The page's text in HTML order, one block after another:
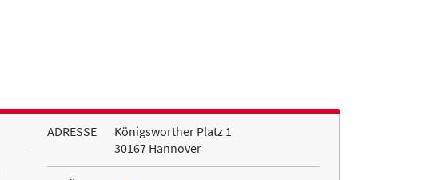
ADRESSE
Königsworther Platz 1
30167 Hannover